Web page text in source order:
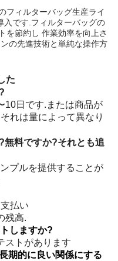
フィルターバッグ生産ライ
入です.フィルターバッグの
を節約し 作業効率を向上さ
の先進技術と単純な操作方
た
10日です.または商品が
れは量によって異なり
無料ですか?それとも追
プルを提供することが
払い
残高.
しますか?
ストがあります
期的に良い関係にする